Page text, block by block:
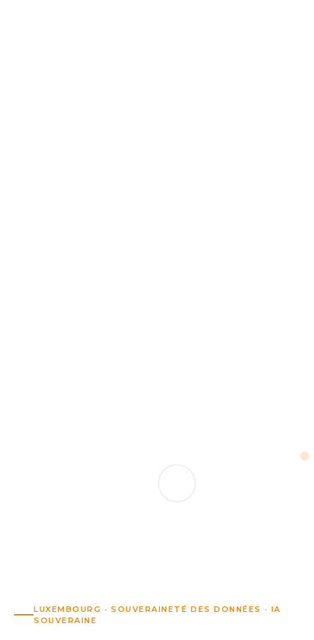
LUXEMBOURG · SOUVERAINETÉ DES DONNÉES · IA
SOUVERAINE